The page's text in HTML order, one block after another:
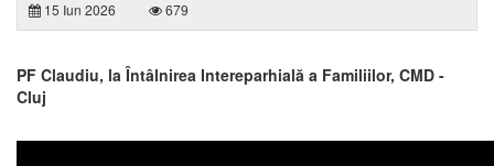
15 Iun 2026 679
PF Claudiu, la Întâlnirea Intereparhială a Familiilor, CMD -
Cluj